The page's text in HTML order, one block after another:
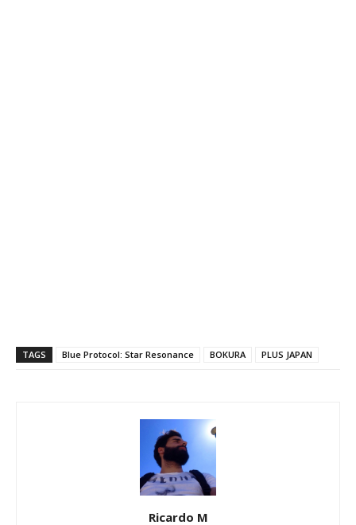
TAGS Blue Protocol: Star Resonance BOKURA PLUS JAPAN
Ricardo M